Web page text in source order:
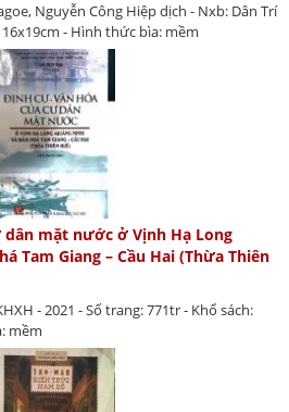
Nguyễn Công Hiệp dịch - Nxb: Dân Trí
- Hình thức bìa: mềm
mặt nước ở Vịnh Hạ Long
Tam Giang – Cầu Hai (Thừa Thiên
- 2021 - Số trang: 771tr - Khổ sách:
mềm